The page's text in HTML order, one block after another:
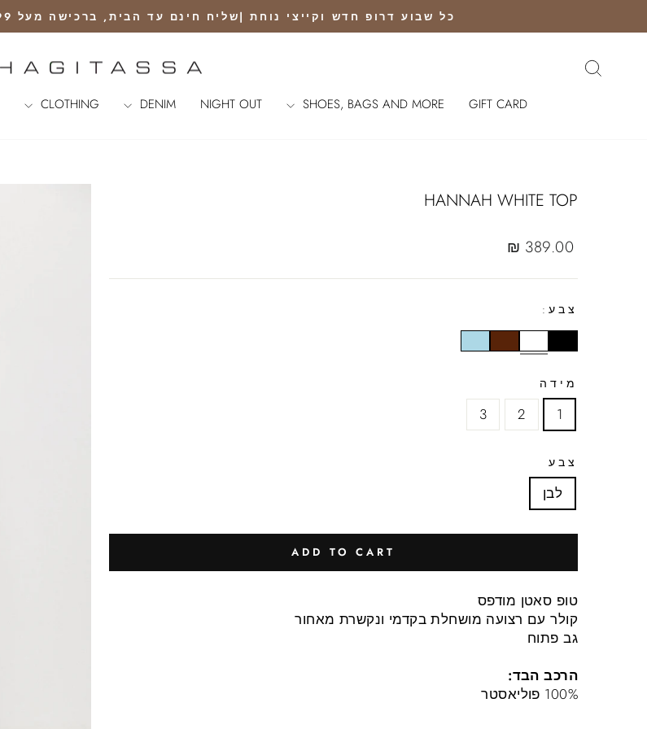
Pause
כל שבוע דרופ חדש וקייצי נוחת |שליח חינם עד הבית, ברכישה מעל 399 ש"ח| החלפה ראשונה חינם עם שליח
GIFT CARD
SHOES, BAGS AND MORE
NIGHT OUT
DENIM
CLOTHING
HANNAH WHITE TOP
Regular
389.00 ₪
צבע:
מידה
1
2
3
צבע
לבן
ADD TO CART
טופ סאטן מודפס
קולר עם רצועה מושחלת בקדמי ונקשרת מאחור
גב פתוח
הרכב הבד:
100% פוליאסטר